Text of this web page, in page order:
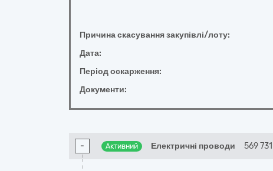
Причина скасування закупівлі/лоту:
Дата:
Період оскарження:
Документи:
- Активний Електричні проводи 569 731